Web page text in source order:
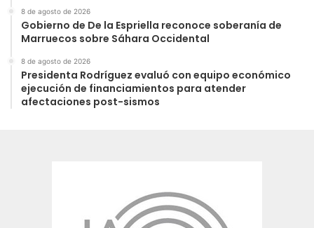
8 de agosto de 2026
Gobierno de De la Espriella reconoce soberanía de
Marruecos sobre Sáhara Occidental
8 de agosto de 2026
Presidenta Rodríguez evaluó con equipo económico
ejecución de financiamientos para atender
afectaciones post-sismos